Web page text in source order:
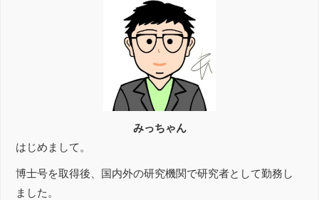
みっちゃん
はじめまして。
博士号を取得後、国内外の研究機関で研究者として勤務し
ました。